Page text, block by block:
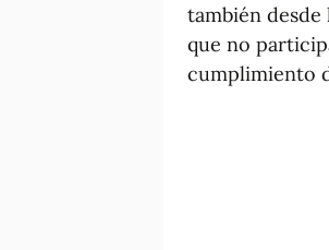
también
que no
cumplimiento